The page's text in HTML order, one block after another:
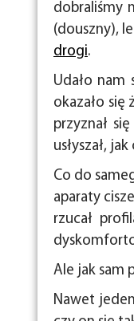
dobraliśmy
(douszny),
drogi.
Udało nam
okazało się
przyznał
usłyszał,
Co do
aparaty
rzucał
Ale jak sam
Nawet